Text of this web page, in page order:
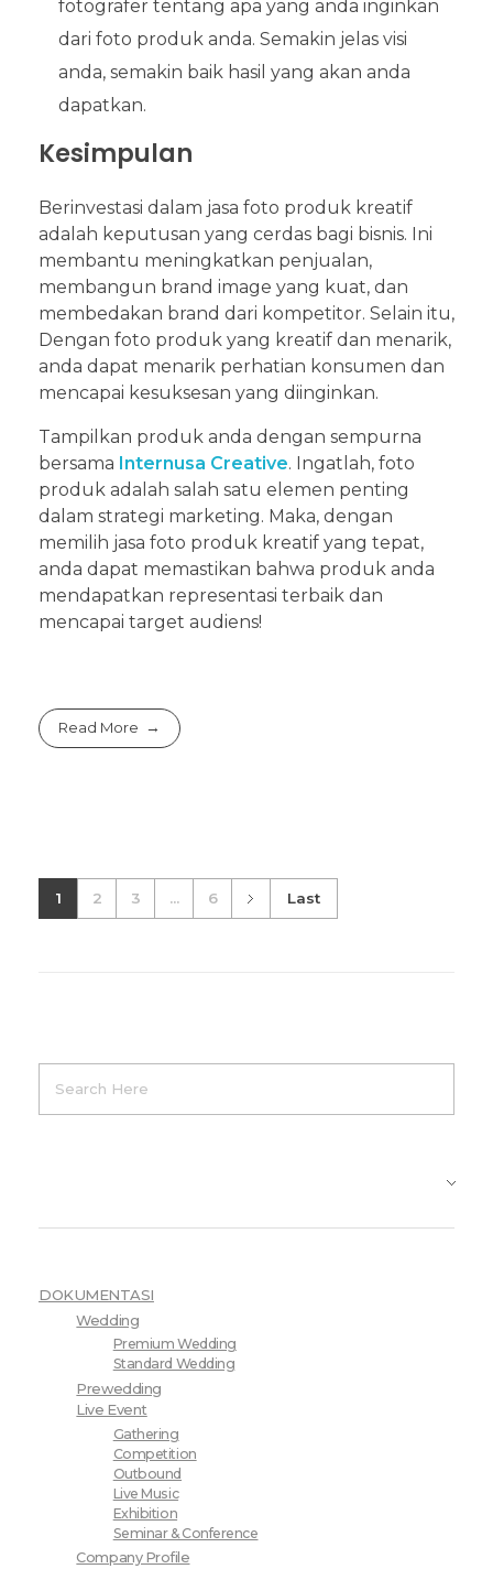
fotografer tentang apa yang anda inginkan
dari foto produk anda. Semakin jelas visi
anda, semakin baik hasil yang akan anda
dapatkan.
Kesimpulan
Berinvestasi dalam jasa foto produk kreatif
adalah keputusan yang cerdas bagi bisnis. Ini
membantu meningkatkan penjualan,
membangun brand image yang kuat, dan
membedakan brand dari kompetitor. Selain itu,
Dengan foto produk yang kreatif dan menarik,
anda dapat menarik perhatian konsumen dan
mencapai kesuksesan yang diinginkan.
Tampilkan produk anda dengan sempurna
bersama Internusa Creative. Ingatlah, foto
produk adalah salah satu elemen penting
dalam strategi marketing. Maka, dengan
memilih jasa foto produk kreatif yang tepat,
anda dapat memastikan bahwa produk anda
mendapatkan representasi terbaik dan
mencapai target audiens!
Read More
1 2 3 ... 6 Last
DOKUMENTASI
Wedding
Premium Wedding
Standard Wedding
Prewedding
Live Event
Gathering
Competition
Outbound
Live Music
Exhibition
Seminar & Conference
Company Profile